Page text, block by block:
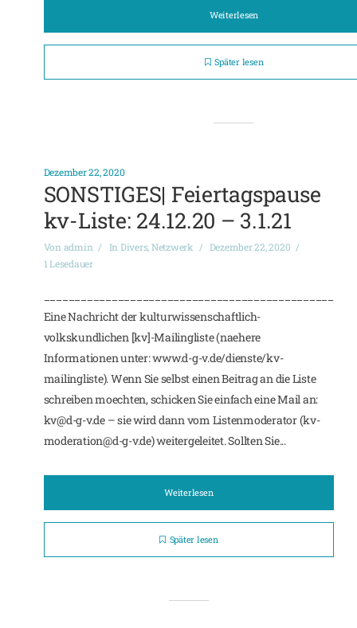
Weiterlesen
Später lesen
Dezember 22, 2020
SONSTIGES| Feiertagspause
kv-Liste: 24.12.20 – 3.1.21
Von admin In Divers,Netzwerk
Dezember 22, 2020
1 Lesedauer
Eine Nachricht der kulturwissenschaftlich-
volkskundlichen [kv]-Mailingliste (naehere
Informationen unter: www.d-g-v.de/dienste/kv-
mailingliste). Wenn Sie selbst einen Beitrag an die Liste
schreiben moechten, schicken Sie einfach eine Mail an:
kv@d-g-v.de – sie wird dann vom Listenmoderator (kv-
moderation@d-g-v.de) weitergeleitet. Sollten Sie...
Weiterlesen
Später lesen